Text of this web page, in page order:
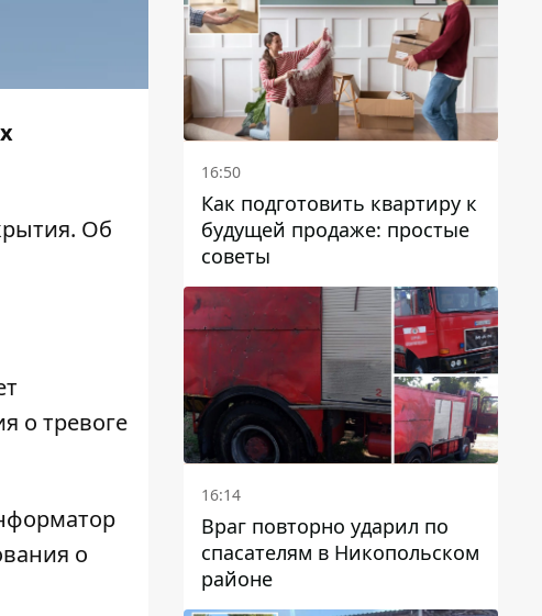
Об
о тревоге
о
16:50
Как подготовить квартиру к
будущей продаже: простые
советы
16:14
Враг повторно ударил по
спасателям в Никопольском
районе